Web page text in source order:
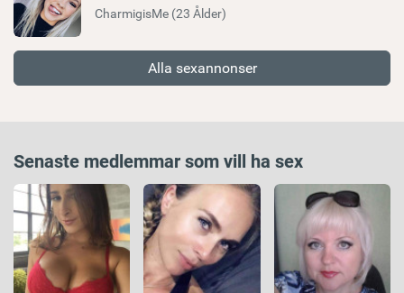
CharmigisMe (23 Ålder)
Alla sexannonser
Senaste medlemmar som vill ha sex